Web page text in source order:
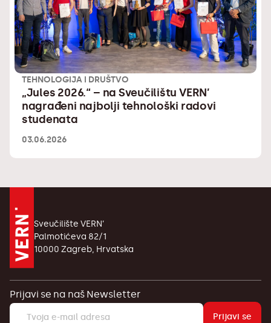
TEHNOLOGIJA I DRUŠTVO
„Jules 2026.“ – na Sveučilištu VERN’
nagrađeni najbolji tehnološki radovi
studenata
03.06.2026
Sveučilište VERN’
Palmotićeva 82/1
10000 Zagreb, Hrvatska
Prijavi se na naš Newsletter
Prijavi se